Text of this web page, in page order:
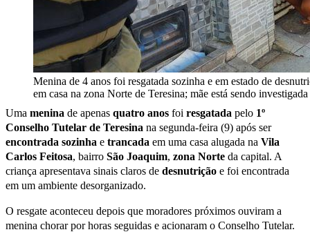
Menina de 4 anos foi resgatada sozinha e em estado de
em casa na zona Norte de Teresina; mãe está sendo investigada
Uma menina de apenas quatro anos foi resgatada pelo 1º
Conselho Tutelar de Teresina na segunda-feira (9) após ser
encontrada sozinha e trancada em uma casa alugada na Vila
Carlos Feitosa, bairro São Joaquim, zona Norte da capital. A
criança apresentava sinais claros de desnutrição e foi encontrada
em um ambiente desorganizado.
O resgate aconteceu depois que moradores próximos ouviram a
menina chorar por horas seguidas e acionaram o Conselho Tutelar.